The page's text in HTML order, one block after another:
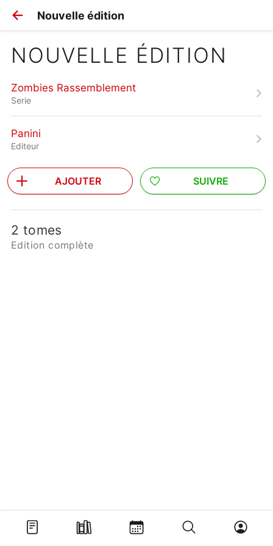
Nouvelle édition
NOUVELLE ÉDITION
Zombies Rassemblement
Serie
Panini
Editeur
AJOUTER SUIVRE
2 tomes
Edition complète